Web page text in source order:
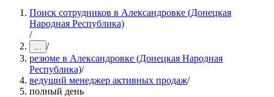
Поиск сотрудников в Александровке (Донецкая
Народная Республика)
/
... /
резюме в Александровке (Донецкая Народная
Республика)/
ведущий менеджер активных продаж/
полный день